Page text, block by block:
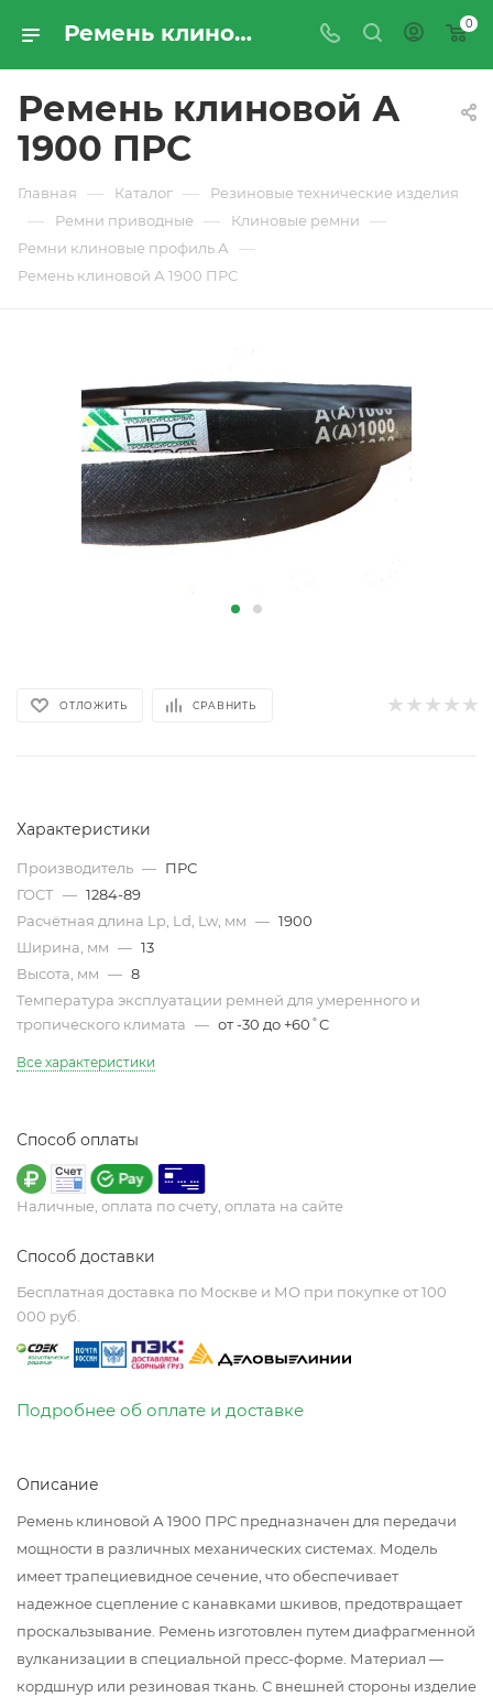
Ремень клиновой А 1900 ПРС - купить по цене производителя с доставкой по Москве и России | ПРОМРЕСУРССЕРВИС 0
Ремень клиновой А
1900 ПРС
Главная — Каталог — Резиновые технические изделия
— Ремни приводные — Клиновые ремни —
Ремни клиновые профиль А —
Ремень клиновой А 1900 ПРС
ОТЛОЖИТЬ СРАВНИТЬ
Характеристики
Производитель — ПРС
ГОСТ — 1284-89
Расчётная длина Lp, Ld, Lw, мм — 1900
Ширина, мм — 13
Высота, мм — 8
Температура эксплуатации ремней для умеренного и
тропического климата — от -30 до +60˚C
Все характеристики
Способ оплаты
Наличные, оплата по счету, оплата на сайте
Способ доставки
Бесплатная доставка по Москве и МО при покупке от 100
000 руб.
Подробнее об оплате и доставке
Описание
Ремень клиновой А 1900 ПРС предназначен для передачи
мощности в различных механических системах. Модель
имеет трапециевидное сечение, что обеспечивает
надежное сцепление с канавками шкивов, предотвращает
проскальзывание. Ремень изготовлен путем диафрагменной
вулканизации в специальной пресс-форме. Материал —
кордшнур или резиновая ткань. С внешней стороны изделие